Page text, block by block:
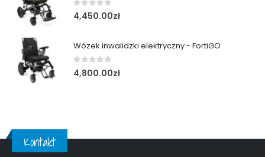
0out of 5
4,450.00zł
Wózek inwalidzki elektryczny - FortiGO
0out of 5
4,800.00zł
Kontakt